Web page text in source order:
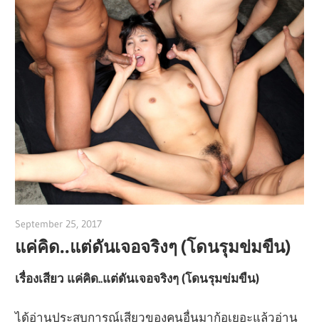
September 25, 2017
แค่คิด..แต่ดันเจอจริงๆ (โดนรุมข่มขืน)
เรื่องเสียว แค่คิด..แต่ดันเจอจริงๆ (โดนรุมข่มขืน)
ได้อ่านประสบการณ์เสียวของคนอื่นมาก้อเยอะแล้วอ่าน